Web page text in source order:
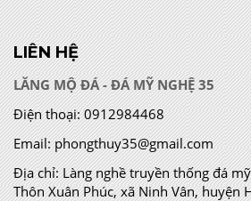
LIÊN HỆ
LĂNG MỘ ĐÁ - ĐÁ MỸ NGHỆ 35
Điện thoại: 0912984468
Email: phongthuy35@gmail.com
Địa chỉ:Làng nghề truyền thống đá
Thôn Xuân Phúc, xã Ninh Vân, huyện